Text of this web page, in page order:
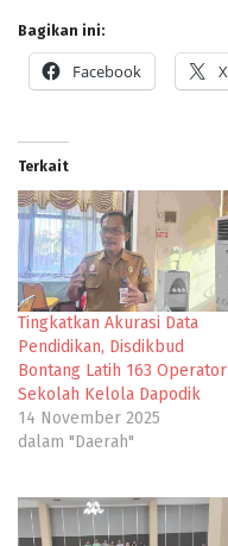
Bagikan ini:
Facebook X
Terkait
Tingkatkan Akurasi Data
Pendidikan, Disdikbud
Bontang Latih 163 Operator
Sekolah Kelola Dapodik
14 November 2025
dalam "Daerah"